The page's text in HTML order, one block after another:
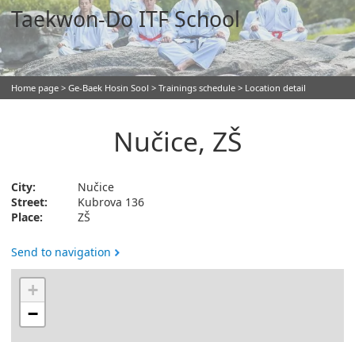
Taekwon-Do ITF School
Home page > Ge-Baek Hosin Sool > Trainings schedule > Location detail
Nučice, ZŠ
City:
Nučice
Street:
Kubrova 136
Place:
ZŠ
Send to navigation
+
−